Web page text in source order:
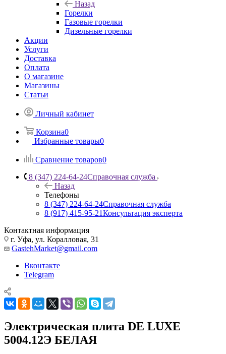
Назад
Горелки
Газовые горелки
Дизельные горелки
Акции
Услуги
Доставка
Оплата
О магазине
Магазины
Статьи
Личный кабинет
Корзина0
Избранные товары0
Сравнение товаров0
8 (347) 224-64-24Справочная служба
Назад
Телефоны
8 (347) 224-64-24Справочная служба
8 (917) 415-95-21Консультация эксперта
Контактная информация
г. Уфа, ул. Коралловая, 31
GastehMarket@gmail.com
Вконтакте
Telegram
Электрическая плита DE LUXE
5004.12Э БЕЛАЯ